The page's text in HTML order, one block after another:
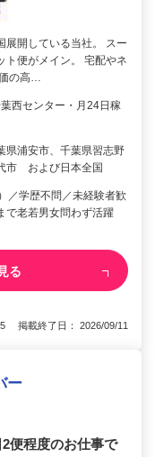
展開している当社。 スー
ト便がメイン。 宅配やネ
の高…
西センター・月24日稼
県浦安市、千葉県習志野
市 および日本全国
／学歴不問／未経験者歓
老若男女問わず活躍
る
掲載終了日： 2026/09/11
ー
便程度のお仕事で